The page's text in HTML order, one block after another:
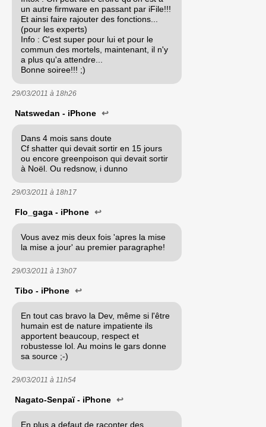
un autre firmware en passant par iFile!!!
Et ainsi faire rajouter des fonctions...
(pour les experts)
Info : C'est super pour lui et pour le
commun des mortels, maintenant, il n'y
a plus qu'a attendre...
Bonne soiree!!! ;)
29/03/2011 à 18h26
Natswedan - iPhone ↩
Dans 4 mois sans doute
Cf shatter qui devait sortir en 15 jours
ou encore greenpoison qui devait sortir
à Noël. Ou redsnow, i dunno
29/03/2011 à 18h17
Flo_gaga - iPhone ↩
Vous avez mis deux fois 'apres la mise
la mise a jour' au premier paragraphe!
29/03/2011 à 13h07
Tibo - iPhone ↩
En tout cas bravo la Dev, même si l'être
humain est de nature impatiente ils
apportent beaucoup, respect et
robustesse lol. Au moins le gars donne
sa source ;-)
29/03/2011 à 11h54
Nagato-Senpaï - iPhone ↩
En plus a defaut de raconter des